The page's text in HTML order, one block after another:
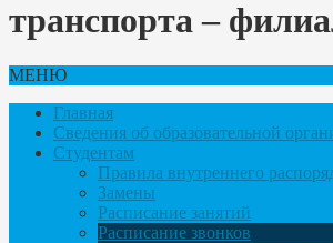
транспорта –
МЕНЮ
Главная
Сведения об образовательной
Студентам
Правила внутреннего
Замены
Расписание занятий
Расписание звонков